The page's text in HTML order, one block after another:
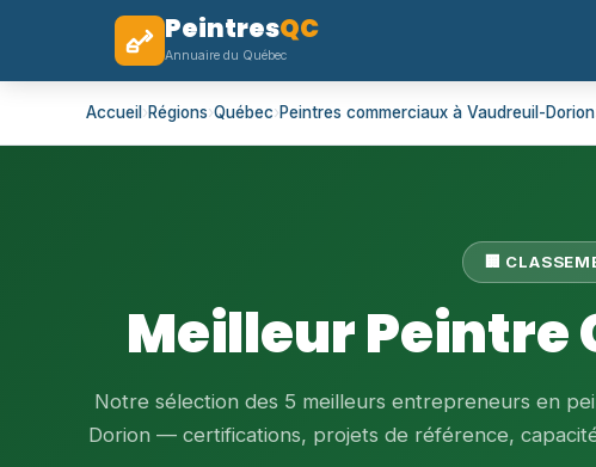
PeintresQC
Annuaire du Québec
Accueil ›Régions›Québec›Peintres commerciaux à Vaudreuil-Dorion
🏢
Meilleur
Notre sélection des 5 meilleurs entrepreneurs en
Dorion — certifications, projets de référence,